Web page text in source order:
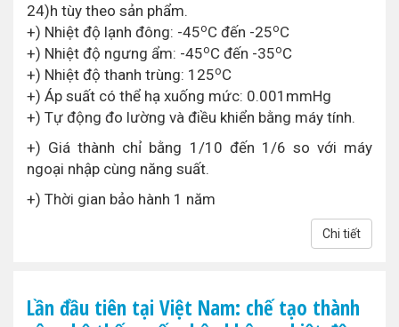
24)h tùy theo sản phẩm.
+) Nhiệt độ lạnh đông: -45oC đến -25oC
+) Nhiệt độ ngưng ẩm: -45oC đến -35oC
+) Nhiệt độ thanh trùng: 125oC
+) Áp suất có thể hạ xuống mức: 0.001mmHg
+) Tự động đo lường và điều khiển bằng máy tính.
+) Giá thành chỉ bằng 1/10 đến 1/6 so với máy
ngoại nhập cùng năng suất.
+) Thời gian bảo hành 1 năm
Chi tiết
Lần đầu tiên tại Việt Nam: chế tạo thành